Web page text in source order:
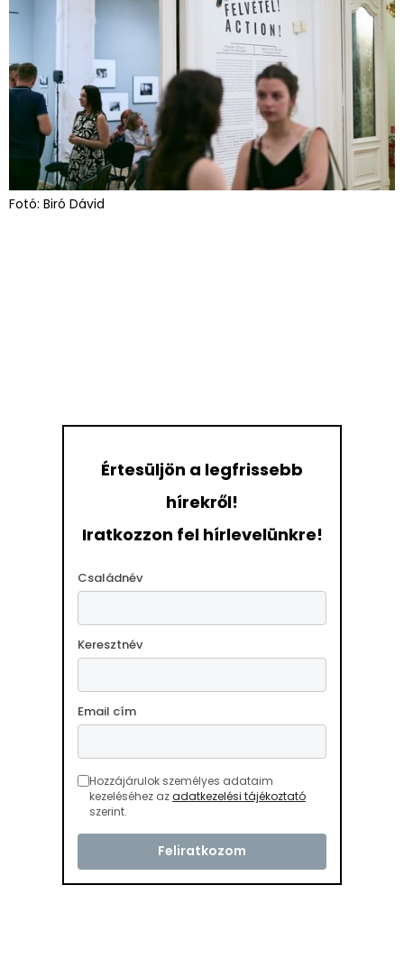
Fotó: Biró Dávid
Értesüljön a legfrissebb
hírekről!
Iratkozzon fel hírlevelünkre!
Családnév
Keresztnév
Email cím
Hozzájárulok személyes adataim
kezeléséhez azadatkezelési tájékoztató
szerint.